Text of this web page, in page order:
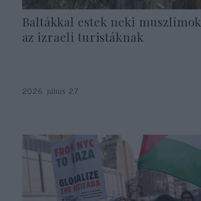
Baltákkal estek neki muszlimok
az izraeli turistáknak
2026. július 27.